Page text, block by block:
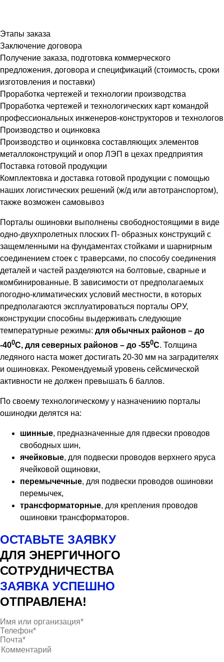
Этапы заказа
Заключение договора
Получение заказа, подготовка коммерческого
предложения, договора и спецификаций (стоимость, сроки
изготовления и поставки)
Проработка чертежей и технологии производства
Проработка чертежей и технологических карт командой
профессиональных инженеров-конструкторов и технологов
Производство и оцинковка
Производство и оцинковка составляющих элементов
металлоконструкций и опор ЛЭП в цехах предприятия
Поставка готовой продукции
Комплектовка и доставка готовой продукции с помощью
наших логистических решений (ж/д или автотранспортом),
также возможен самовывоз
Порталы ошиновки выполнены свободностоящими в виде
одно-двухпролетных плоских П- образных конструкций с
защемленными на фундаментах стойками и шарнирным
соединением стоек с траверсами, по способу соединения
деталей и частей разделяются на болтовые, сварные и
комбинированные. В зависимости от предполагаемых
погодно-климатических условий местности, в которых
предполагаются эксплуатироваться порталы ОРУ,
конструкции способны выдерживать следующие
температурные режимы: для обычных районов – до
-400С, для северных районов – до -550С. Толщина
ледяного наста может достигать 20-30 мм на заградителях
и ошиновках. Рекомендуемый уровень сейсмической
активности не должен превышать 6 баллов.
По своему технологическому у назначениию порталы
ошинодки делятся на:
шинные, предназначенные для пдвески проводов
свободных шин,
ячейковые, для подвески проводов верхнего яруса
ячейковой ощиновки,
перемычечные, для подвески проводов ошиновки
перемычек,
трансформаторные, для крепления проводов
ошиновки трансформаторов.
ОСТАВЬТЕ ЗАЯВКУ
ДЛЯ ЭНЕРГИЧНОГО
СОТРУДНИЧЕСТВА
ЗАЯВКА УСПЕШНО
ОТПРАВЛЕНА!